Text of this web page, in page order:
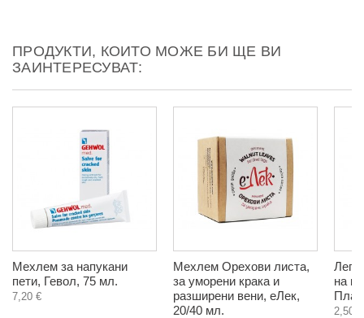
ПРОДУКТИ, КОИТО МОЖЕ БИ ЩЕ ВИ
ЗАИНТЕРЕСУВАТ:
Мехлем за напукани
пети, Гевол, 75 мл.
7,20 €
Мехлем Орехови листа,
за уморени крака и
разширени вени, еЛек,
20/40 мл.
на
2,50 €